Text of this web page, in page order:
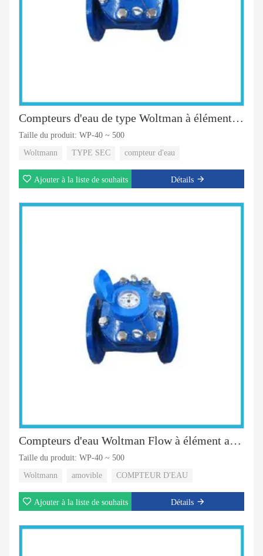
Compteurs d'eau de type Woltman à éléments amovibles
Taille du produit: WP-40 ~ 500
Woltmann
TYPE SEC compteur d'eau
Ajouter à la liste de souhaits Détails
Compteurs d'eau Woltman Flow à élément amovible
Taille du produit: WP-40 ~ 500
Woltmann
amovible COMPTEUR D'EAU
Ajouter à la liste de souhaits Détails